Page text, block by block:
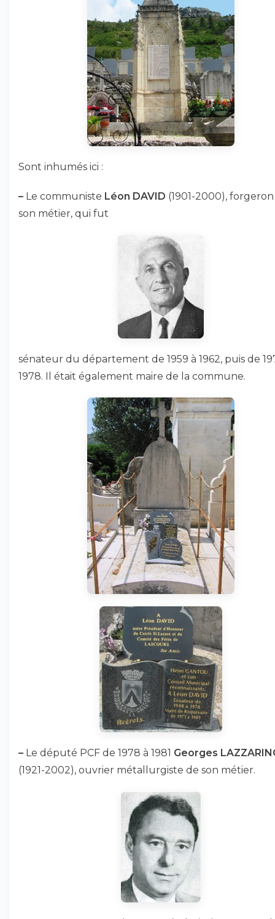
Sont inhumés ici :
– Le communiste Léon DAVID (1901-2000),
son métier, qui fut
sénateur du département de 1959 à 1962, puis de
1978. Il était également maire de la commune.
– Le député PCF de 1978 à 1981 Georges
(1921-2002), ouvrier métallurgiste de son métier.